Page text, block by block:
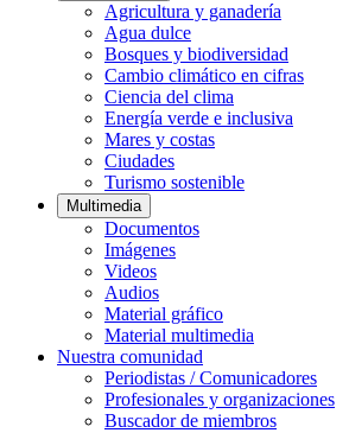
Agricultura y ganadería
Agua dulce
Bosques y biodiversidad
Cambio climático en cifras
Ciencia del clima
Energía verde e inclusiva
Mares y costas
Ciudades
Turismo sostenible
Multimedia
Documentos
Imágenes
Videos
Audios
Material gráfico
Material multimedia
Nuestra comunidad
Periodistas / Comunicadores
Profesionales y organizaciones
Buscador de miembros